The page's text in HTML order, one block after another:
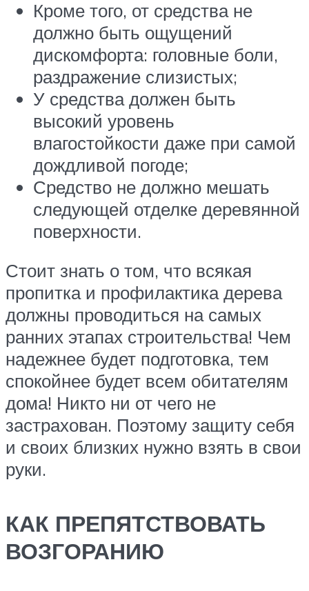
Кроме того, от средства не
должно быть ощущений
дискомфорта: головные боли,
раздражение слизистых;
У средства должен быть
высокий уровень
влагостойкости даже при самой
дождливой погоде;
Средство не должно мешать
следующей отделке деревянной
поверхности.
Стоит знать о том, что всякая
пропитка и профилактика дерева
должны проводиться на самых
ранних этапах строительства! Чем
надежнее будет подготовка, тем
спокойнее будет всем обитателям
дома! Никто ни от чего не
застрахован. Поэтому защиту себя
и своих близких нужно взять в свои
руки.
КАК ПРЕПЯТСТВОВАТЬ
ВОЗГОРАНИЮ